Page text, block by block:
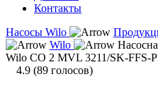
Контакты
Насосы Wilo
Wilo
Wilo CO 2 MVL 3211/SK-FFS-
4.9 (89 голосов)